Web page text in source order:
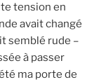
tension en
avait changé
semblé rude –
à passer
ma porte de